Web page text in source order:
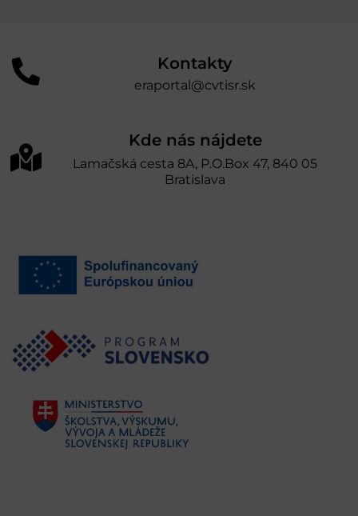
Kontakty
eraportal@cvtisr.sk
Kde nás nájdete
Lamačská cesta 8A, P.O.Box 47, 840 05
Bratislava